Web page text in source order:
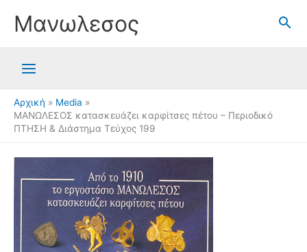
Μανωλεσος
Αρχική
Media
ΜΑΝΩΛΕΣΟΣ κατασκευάζει καρφίτσες πέτου – Περιοδικό
ΠΤΗΣΗ & Διάστημα Τεύχος 199